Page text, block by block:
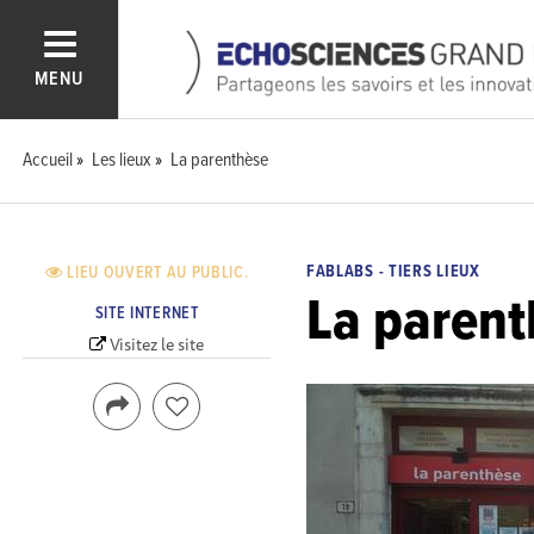
MENU
Accueil Les lieux La parenthèse
FABLABS - TIERS LIEUX
La
LIEU OUVERT AU PUBLIC.
SITE INTERNET
Visitez le site